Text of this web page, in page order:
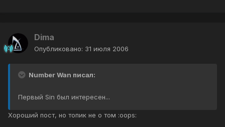
Dima
Опубликовано: 31 июля 2006
Number Wan писал:
Первый Sin был интересен...
Хороший пост, но топик не о том :oops: